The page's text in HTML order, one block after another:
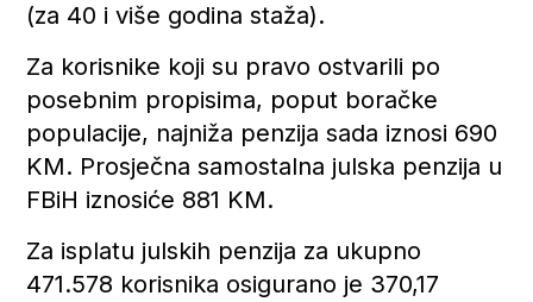
(za 40 i više godina staža).
Za korisnike koji su pravo ostvarili po
posebnim propisima, poput boračke
populacije, najniža penzija sada iznosi 690
KM. Prosječna samostalna julska penzija u
FBiH iznosiće 881 KM.
Za isplatu julskih penzija za ukupno
471.578 korisnika osigurano je 370,17